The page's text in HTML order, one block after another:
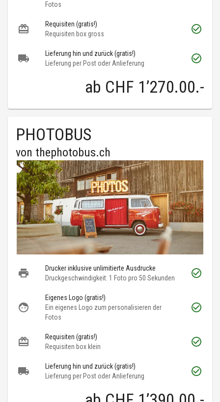
Fotos
Requisiten (gratis!)
Requisiten box gross
Lieferung hin und zurück (gratis!)
Lieferung per Post oder Anlieferung
ab CHF 1’270.00.-
PHOTOBUS
von thephotobus.ch
Drucker inklusive unlimitierte Ausdrucke
Druckgeschwindigkeit: 1 Foto pro 50 Sekunden
Eigenes Logo (gratis!)
Ein eigenes Logo zum personalisieren der
Fotos
Requisiten (gratis!)
Requisiten box klein
Lieferung hin und zurück (gratis!)
Lieferung per Post oder Anlieferung